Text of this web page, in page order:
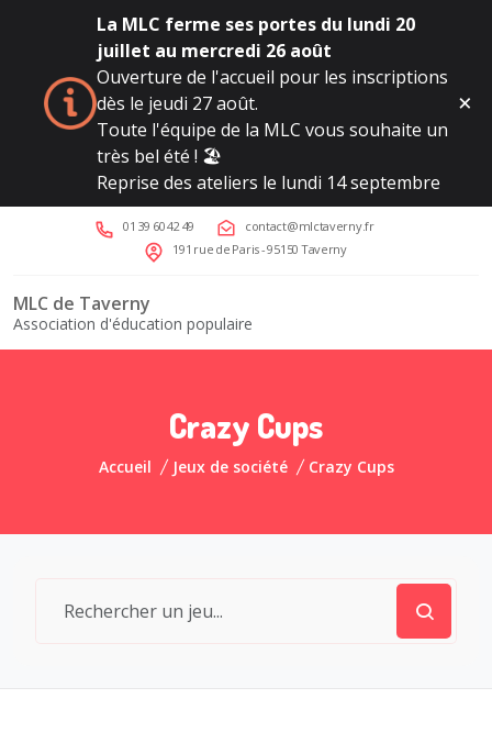
La MLC ferme ses portes du lundi 20
juillet au mercredi 26 août
Ouverture de l'accueil pour les inscriptions
dès le jeudi 27 août.
Toute l'équipe de la MLC vous souhaite un
très bel été ! 🏖️
Reprise des ateliers le lundi 14 septembre
01 39 60 42 49
contact@mlctaverny.fr
191 rue de Paris - 95150 Taverny
MLC de Taverny
Association d'éducation populaire
Crazy Cups
Accueil Jeux de société Crazy Cups